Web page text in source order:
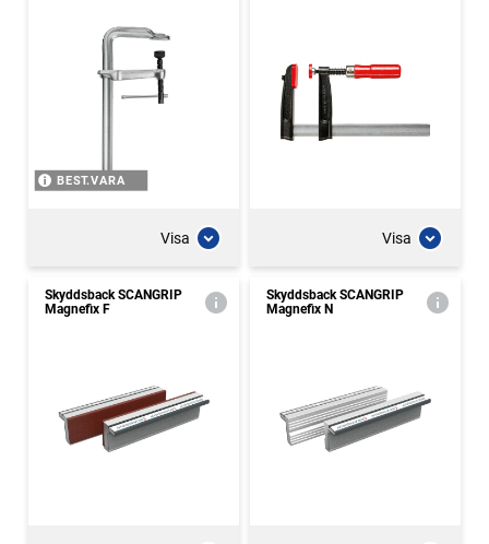
BEST.VARA
Visa Visa
Skyddsback SCANGRIP
Magnefix F
Skyddsback SCANGRIP
Magnefix N